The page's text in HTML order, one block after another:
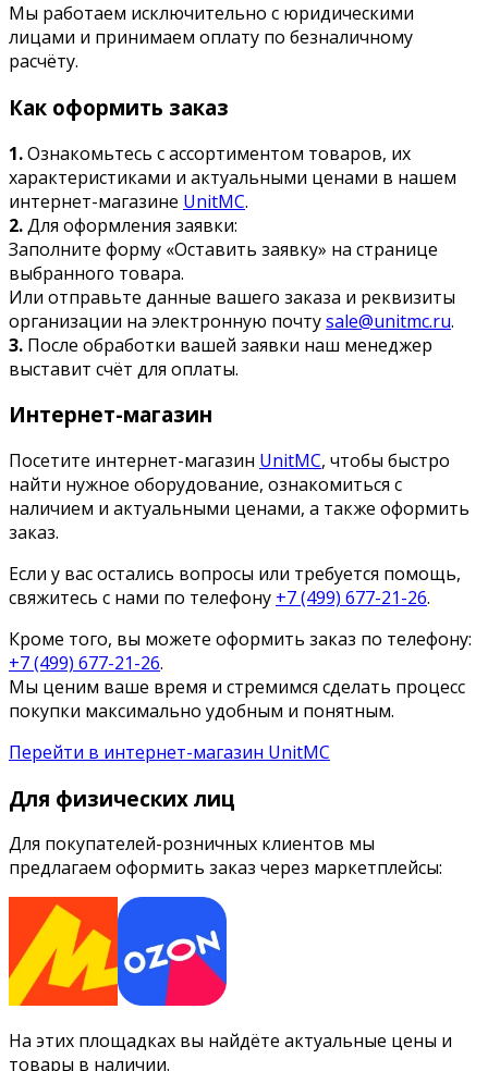
Мы работаем исключительно с юридическими
лицами и принимаем оплату по безналичному
расчёту.
Как оформить заказ
1.Ознакомьтесь с ассортиментом товаров, их
характеристиками и актуальными ценами в нашем
интернет-магазине UnitMC.
2.Для оформления заявки:
Заполните форму «Оставить заявку» на странице
выбранного товара.
Или отправьте данные вашего заказа и реквизиты
организации на электронную почтуsale@unitmc.ru.
3. После обработки вашей заявки наш менеджер
выставит счёт для оплаты.
Интернет-магазин
Посетите интернет-магазин UnitMC, чтобы быстро
найти нужное оборудование, ознакомиться с
наличием и актуальными ценами, а также оформить
заказ.
Если у вас остались вопросы или требуется помощь,
свяжитесь с нами по телефону +7 (499) 677-21-26.
Кроме того, вы можете оформить заказ по телефону:
+7 (499) 677-21-26.
Мы ценим ваше время и стремимся сделать процесс
покупки максимально удобным и понятным.
Перейти в интернет-магазин UnitMC
Для физических лиц
Для покупателей-розничных клиентов мы
предлагаем оформить заказ через маркетплейсы:
На этих площадках вы найдёте актуальные цены и
товары в наличии.